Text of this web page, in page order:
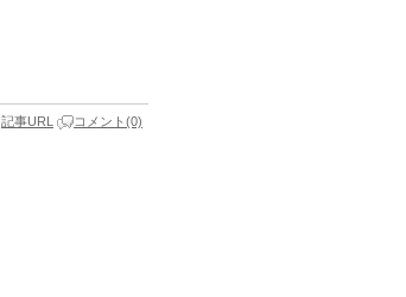
記事URL コメント(0)